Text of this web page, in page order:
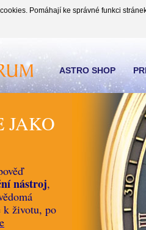
Pomáhají ke správné funkci
JAKO
nástroj,
k životu, po
ASTRO SHOP